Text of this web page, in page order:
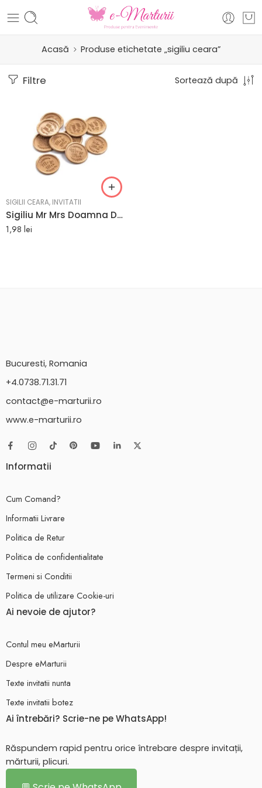
Acasă Produse etichetate „sigiliu ceara”
Filtre Sortează după
SIGILII CEARA, INVITATII
Sigiliu Mr Mrs Doamna Domnul auriu M3 R4
1,98 lei
Bucuresti, Romania
+4.0738.71.31.71
contact@e-marturii.ro
www.e-marturii.ro
Informatii
Cum Comand?
Informatii Livrare
Politica de Retur
Politica de confidentialitate
Termeni si Conditii
Politica de utilizare Cookie-uri
Ai nevoie de ajutor?
Contul meu eMarturii
Despre eMarturii
Texte invitatii nunta
Texte invitatii botez
Ai întrebări? Scrie-ne pe WhatsApp!
Răspundem rapid pentru orice întrebare despre invitații,
mărturii, plicuri.